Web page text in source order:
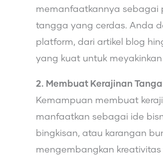
memanfaatkannya sebagai
tangga yang cerdas. Anda
platform, dari artikel blog
yang kuat untuk
2. Membuat Kerajinan
Kemampuan membuat
manfaatkan sebagai ide
bingkisan, atau karangan
mengembangkan